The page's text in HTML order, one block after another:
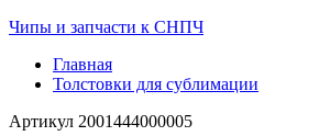
Чипы и запчасти к СНПЧ
Главная
Толстовки для сублимации
Артикул 2001444000005